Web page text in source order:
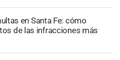
en Santa Fe: cómo
de las infracciones más